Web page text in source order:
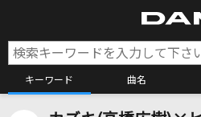
キーワード 曲名